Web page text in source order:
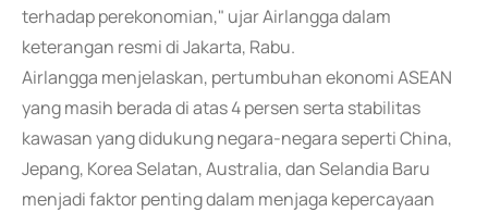
terhadap perekonomian," ujar Airlangga dalam
keterangan resmi di Jakarta, Rabu.
Airlangga menjelaskan, pertumbuhan ekonomi ASEAN
yang masih berada di atas 4 persen serta stabilitas
kawasan yang didukung negara-negara seperti China,
Jepang, Korea Selatan, Australia, dan Selandia Baru
menjadi faktor penting dalam menjaga kepercayaan